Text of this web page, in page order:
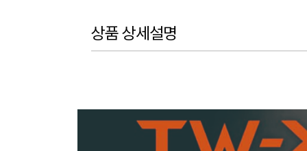
상품 상세설명